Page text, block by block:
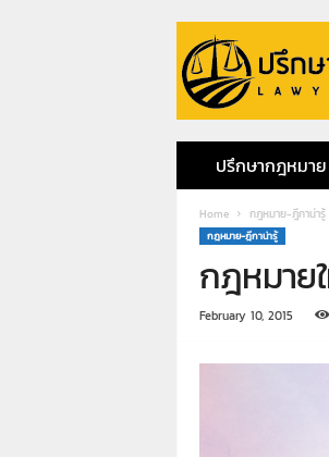
ป
ก
ษ
ปรึกษากฎหมาย
Home กฎหมาย-ฎีกาน่ารู้
กฎหมาย-ฎีกาน่ารู้
กฎหมาย
February 10, 2015